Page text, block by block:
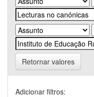
Retornar valores
Adicionar filtros: